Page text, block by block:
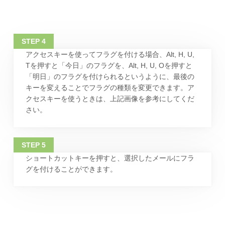
アクセスキーを使ってフラグを付ける場合、Alt, H, U,
Tを押すと「今日」のフラグを、Alt, H, U, Oを押すと
「明日」のフラグを付けられるというように、最後の
キーを変えることでフラグの種類を変更できます。ア
クセスキーを使うときは、上記画像を参考にしてくだ
さい。
ショートカットキーを押すと、選択したメールにフラ
グを付けることができます。